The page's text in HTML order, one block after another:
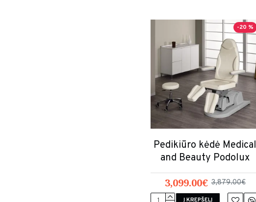
-20 %
Pedikiūro kėdė Medical
and Beauty Podolux
3,099.00€ 3,879.00€
Į KREPŠELĮ